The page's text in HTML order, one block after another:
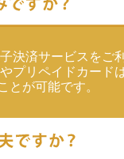
決済サービスをご
プリペイドカード
とが可能です。